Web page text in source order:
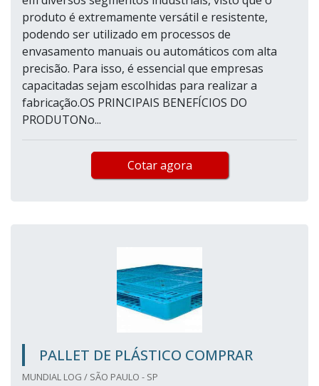
produto é extremamente versátil e resistente,
podendo ser utilizado em processos de
envasamento manuais ou automáticos com alta
precisão. Para isso, é essencial que empresas
capacitadas sejam escolhidas para realizar a
fabricação.OS PRINCIPAIS BENEFÍCIOS DO
PRODUTONo...
Cotar agora
PALLET DE PLÁSTICO COMPRAR
MUNDIAL LOG / SÃO PAULO - SP